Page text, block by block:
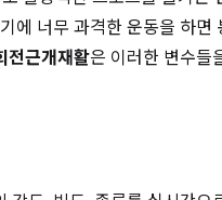
에 너무 과격한 운동을 하
전근개재활은 이러한 변수들